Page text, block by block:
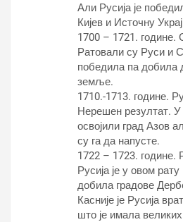
Али Русија је
Кијев и Источну
1700 – 1721. године.
Ратовали су Руси и
победила па добила
земље.
1710.-1713. године.
Нерешен резултат. У
освојили град Азов
су га да напусте.
1722 – 1723. године.
Русија је у овом
добила градове
Касније је Русија
што је имала